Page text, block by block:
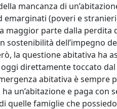
mancanza di
(poveri e
maggior parte dalla perdita
dell’impegno
la questione abitativa ha
direttamente toccato
abitativa è
un’abitazione e paga
quelle famiglie che